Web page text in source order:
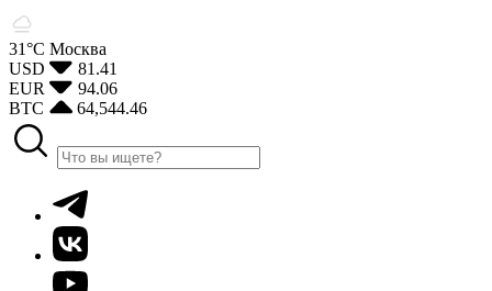
31°С Москва
USD
81.41
EUR
94.06
BTC
64,544.46